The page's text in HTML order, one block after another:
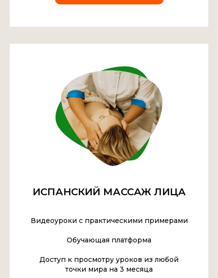
ИСПАНСКИЙ МАССАЖ ЛИЦА
Видеоуроки с практическими примерами
Обучающая платформа
Доступ к просмотру уроков из любой
точки мира на 3 месяца